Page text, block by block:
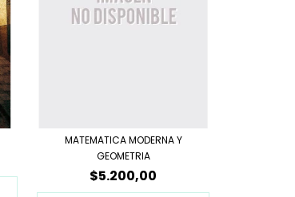
MATEMATICA MODERNA Y
GEOMETRIA
$5.200,00